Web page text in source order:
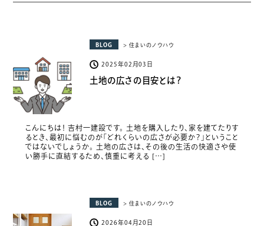
BLOG > 住まいのノウハウ
2025年02月03日
土地の広さの目安とは？
こんにちは！ 吉村一建設です。 土地を購入したり、家を建てたりす
るとき、最初に悩むのが「どれくらいの広さが必要か？」ということ
ではないでしょうか。 土地の広さは、その後の生活の快適さや使
い勝手に直結するため、慎重に考える […]
BLOG > 住まいのノウハウ
2026年04月20日